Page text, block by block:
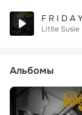
F R I D A
Little Susie
Альбомы